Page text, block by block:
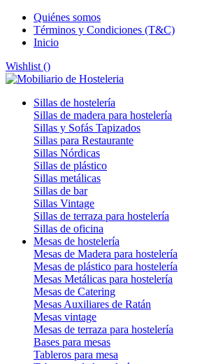
Quiénes somos
Términos y Condiciones (T&C)
Inicio
Wishlist ()
Sillas de hostelería
Sillas de madera para hostelería
Sillas y Sofás Tapizados
Sillas para Restaurante
Sillas Nórdicas
Sillas de plástico
Sillas metálicas
Sillas de bar
Sillas Vintage
Sillas de terraza para hostelería
Sillas de oficina
Mesas de hostelería
Mesas de Madera para hostelería
Mesas de plástico para hostelería
Mesas Metálicas para hostelería
Mesas de Catering
Mesas Auxiliares de Ratán
Mesas vintage
Mesas de terraza para hostelería
Bases para mesas
Tableros para mesa